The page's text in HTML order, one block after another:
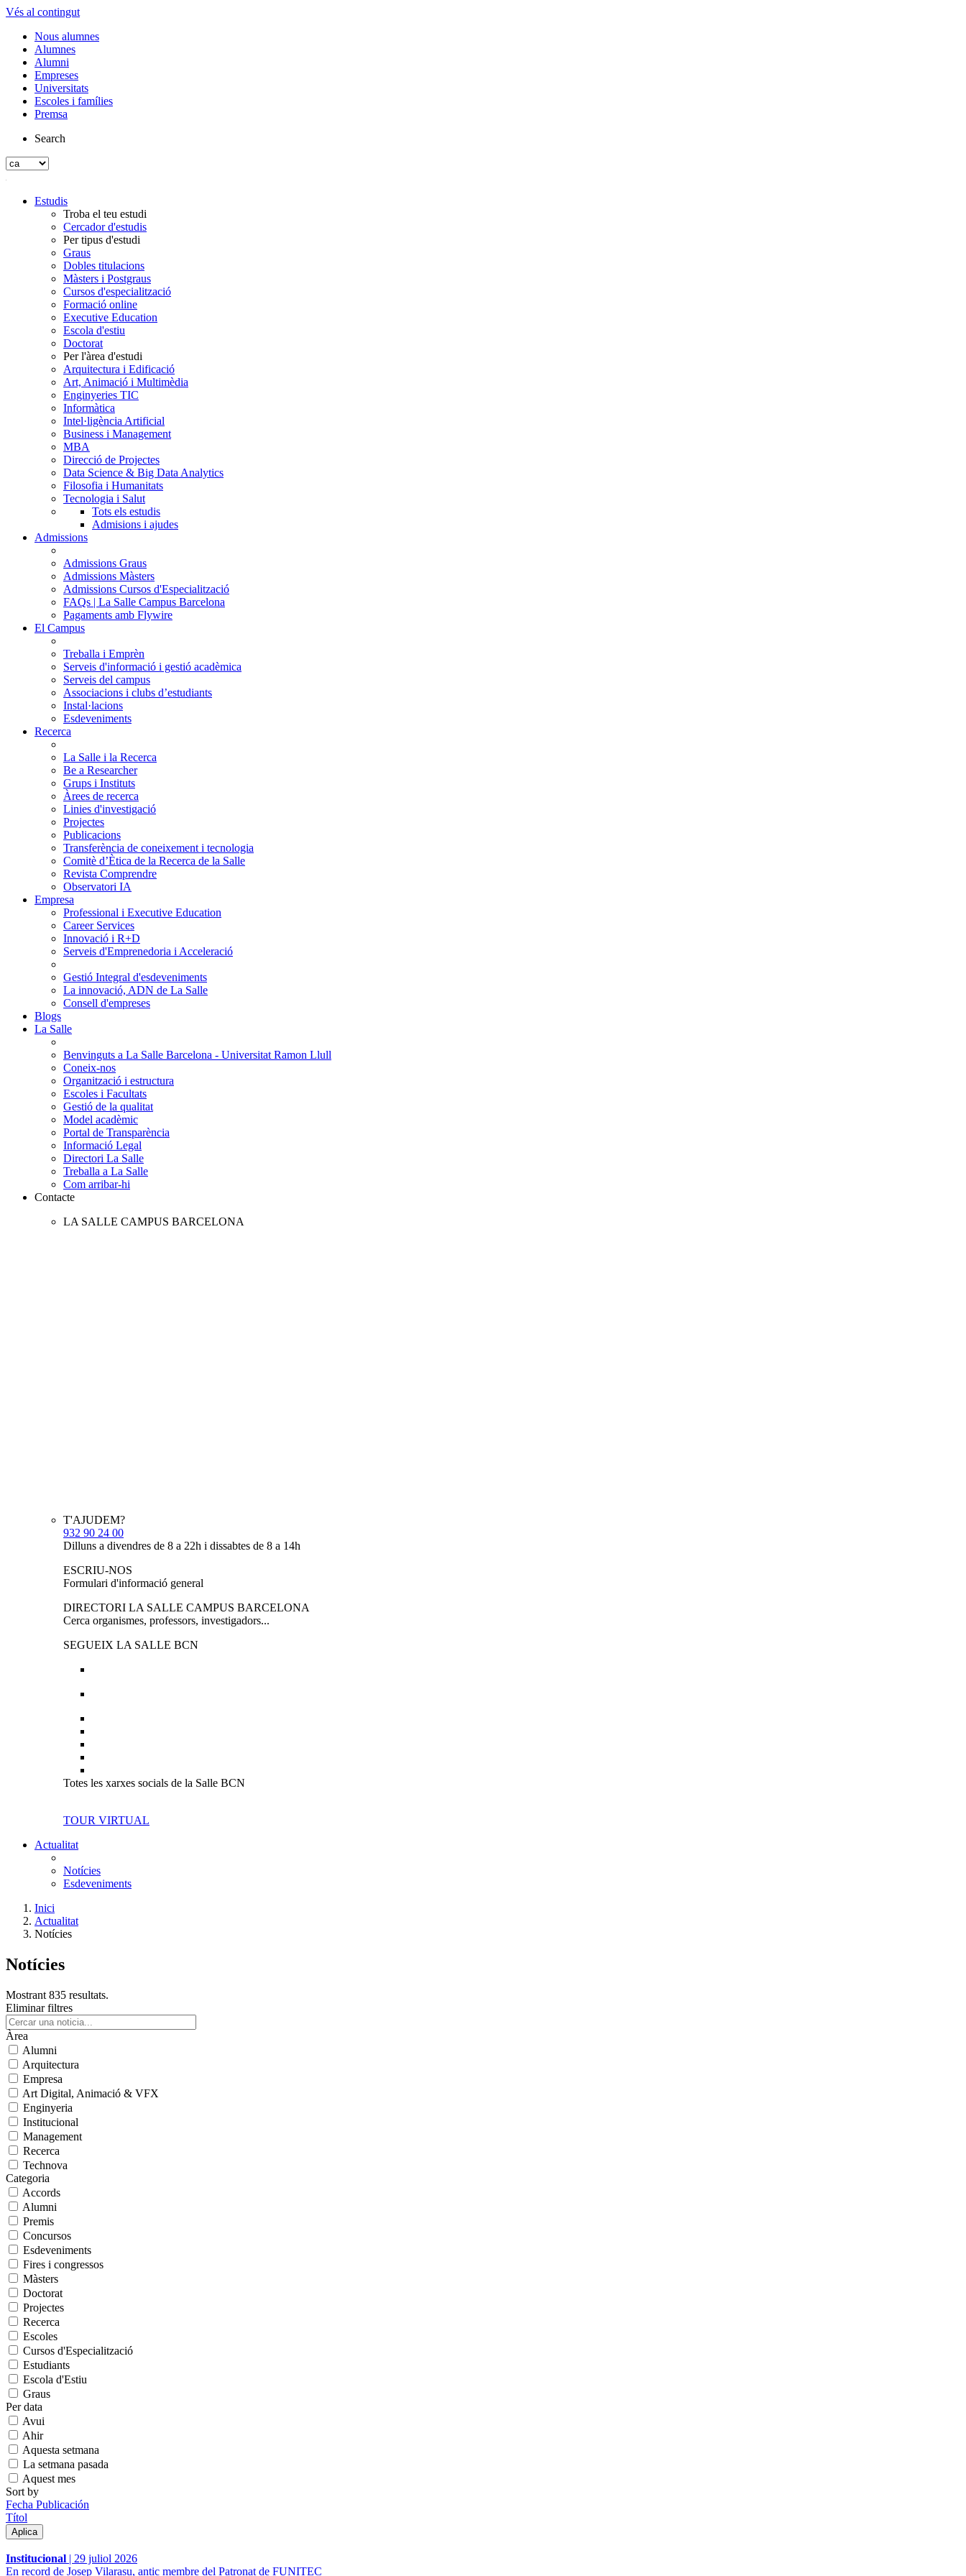
Vés al contingut
Nous alumnes
Alumnes
Alumni
Empreses
Universitats
Escoles i famílies
Premsa
Search
Estudis
Troba el teu estudi
Cercador d'estudis
Per tipus d'estudi
Graus
Dobles titulacions
Màsters i Postgraus
Cursos d'especialització
Formació online
Executive Education
Escola d'estiu
Doctorat
Per l'àrea d'estudi
Arquitectura i Edificació
Art, Animació i Multimèdia
Enginyeries TIC
Informàtica
Intel·ligència Artificial
Business i Management
MBA
Direcció de Projectes
Data Science & Big Data Analytics
Filosofia i Humanitats
Tecnologia i Salut
Tots els estudis
Admisions i ajudes
Admissions
Admissions Graus
Admissions Màsters
Admissions Cursos d'Especialització
FAQs | La Salle Campus Barcelona
Pagaments amb Flywire
El Campus
Treballa i Emprèn
Serveis d'informació i gestió acadèmica
Serveis del campus
Associacions i clubs d’estudiants
Instal·lacions
Esdeveniments
Recerca
La Salle i la Recerca
Be a Researcher
Grups i Instituts
Àrees de recerca
Linies d'investigació
Projectes
Publicacions
Transferència de coneixement i tecnologia
Comitè d’Ètica de la Recerca de la Salle
Revista Comprendre
Observatori IA
Empresa
Professional i Executive Education
Career Services
Innovació i R+D
Serveis d'Emprenedoria i Acceleració
Gestió Integral d'esdeveniments
La innovació, ADN de La Salle
Consell d'empreses
Blogs
La Salle
Benvinguts a La Salle Barcelona - Universitat Ramon Llull
Coneix-nos
Organització i estructura
Escoles i Facultats
Gestió de la qualitat
Model acadèmic
Portal de Transparència
Informació Legal
Directori La Salle
Treballa a La Salle
Com arribar-hi
Contacte
LA SALLE CAMPUS BARCELONA
T'AJUDEM?
932 90 24 00
Dilluns a divendres de 8 a 22h i dissabtes de 8 a 14h
ESCRIU-NOS
Formulari d'informació general
DIRECTORI LA SALLE CAMPUS BARCELONA
Cerca organismes, professors, investigadors...
SEGUEIX LA SALLE BCN
Totes les xarxes socials de la Salle BCN
TOUR VIRTUAL
Actualitat
Notícies
Esdeveniments
Inici
Actualitat
Notícies
Notícies
Mostrant 835 resultats.
Eliminar filtres
Àrea
Alumni
Arquitectura
Empresa
Art Digital, Animació & VFX
Enginyeria
Institucional
Management
Recerca
Technova
Categoria
Accords
Alumni
Premis
Concursos
Esdeveniments
Fires i congressos
Màsters
Doctorat
Projectes
Recerca
Escoles
Cursos d'Especialització
Estudiants
Escola d'Estiu
Graus
Per data
Avui
Ahir
Aquesta setmana
La setmana pasada
Aquest mes
Sort by
Fecha Publicación
Títol
Institucional | 29 juliol 2026
En record de Josep Vilarasu, antic membre del Patronat de FUNITEC